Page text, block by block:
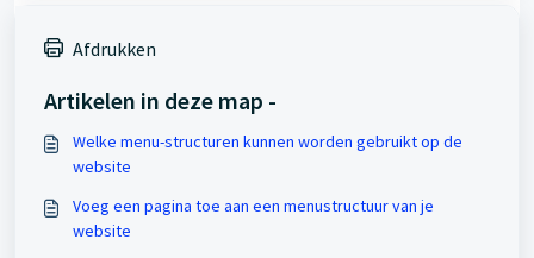
Afdrukken
Artikelen in deze map -
Welke menu-structuren kunnen worden gebruikt op de
website
Voeg een pagina toe aan een menustructuur van je
website